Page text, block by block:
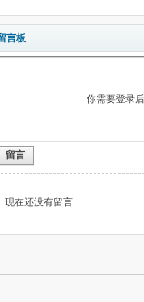
言板
你需要登录
留言
现在还没有留言